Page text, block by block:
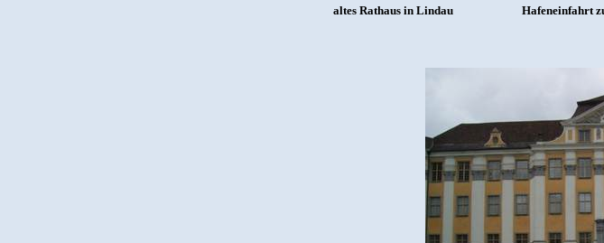
altes Rathaus in Lindau Hafeneinfahrt